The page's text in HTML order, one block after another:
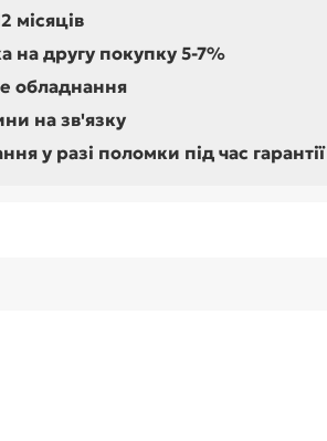
місяців
на другу покупку 5-7%
обладнання
на зв'язку
у разі поломки під час гарантії